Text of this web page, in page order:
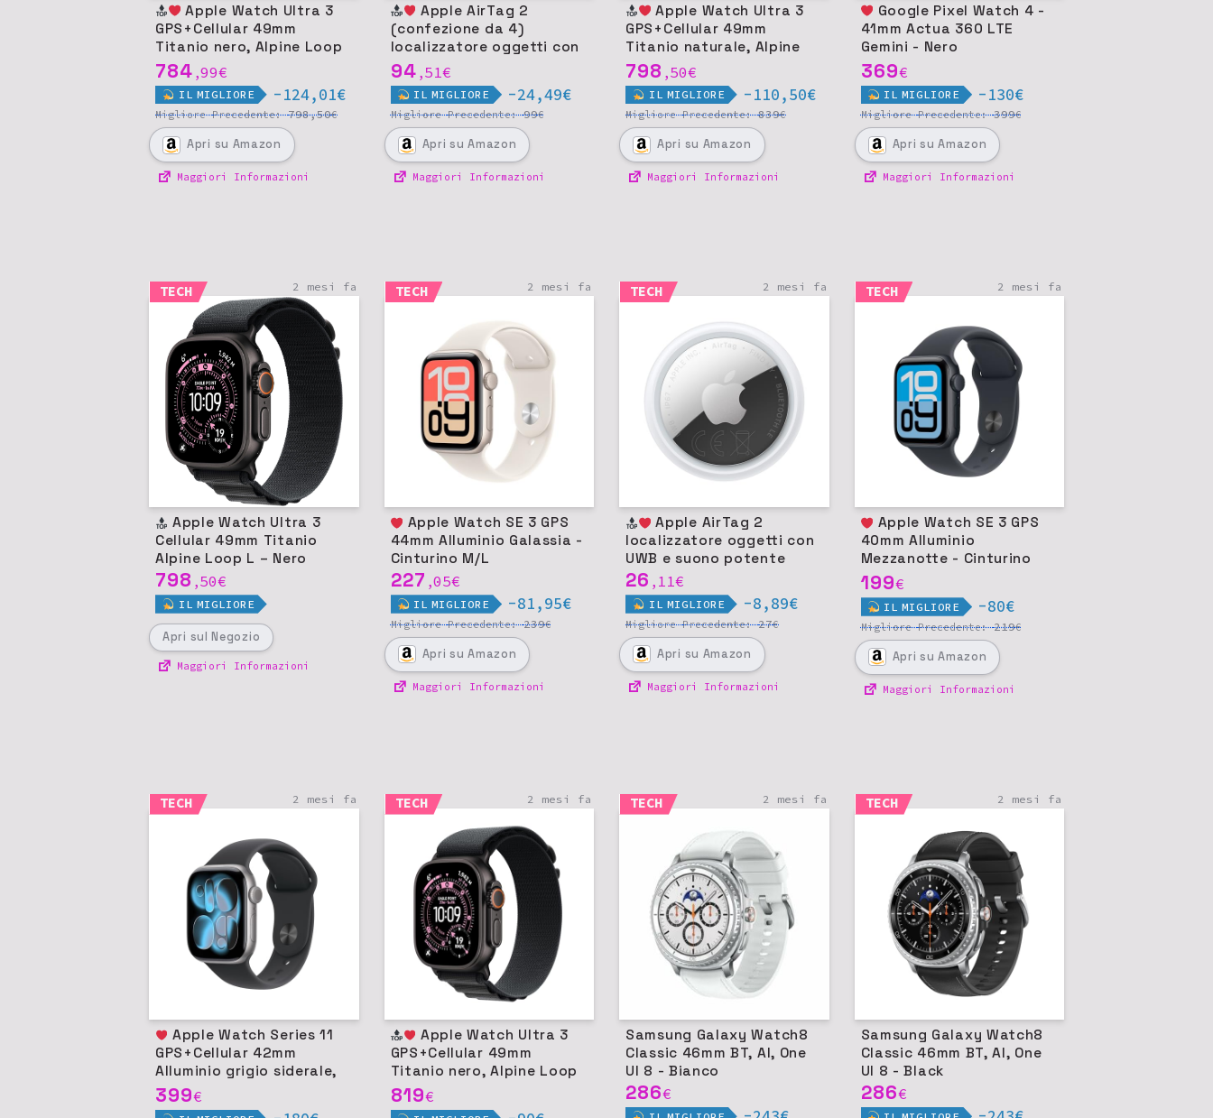
Apple Watch Ultra 3
GPS+Cellular 49mm
Titanio nero, Alpine Loop
nero M
784 ,99€
IL MIGLIORE -124,01€
MigliorePrecedente:798,50€
Apri su Amazon
Maggiori Informazioni
(confezione da 4)
localizzatore oggetti con
UWB e suono potente
94 ,51€
IL MIGLIORE -24,49€
MigliorePrecedente:99€
Apri su Amazon
Maggiori Informazioni
Apple Watch Ultra 3
GPS+Cellular 49mm
Titanio naturale, Alpine
Loop blu chiaro S
798 ,50€
IL MIGLIORE -110,50€
MigliorePrecedente:839€
Apri su Amazon
Maggiori Informazioni
41mm Actua 360 LTE
Gemini - Nero
opaco/ossidiana
369€
IL MIGLIORE -130€
MigliorePrecedente:399€
Apri su Amazon
Maggiori Informazioni
TECH 2 mesi fa
Apple Watch Ultra 3
Cellular 49mm Titanio
Alpine Loop L – Nero
798 ,50€
IL MIGLIORE
Apri sul Negozio
Maggiori Informazioni
TECH 2 mesi fa
44mm Alluminio Galassia -
Cinturino M/L
227 ,05€
IL MIGLIORE -81,95€
MigliorePrecedente:239€
Apri su Amazon
Maggiori Informazioni
TECH 2 mesi fa
Apple AirTag 2
localizzatore oggetti con
UWB e suono potente
26 , 11€
IL MIGLIORE -8,89€
MigliorePrecedente:27€
Apri su Amazon
Maggiori Informazioni
TECH 2 mesi fa
40mm Alluminio
Mezzanotte - Cinturino
S/M
199€
IL MIGLIORE -80€
MigliorePrecedente:219€
Apri su Amazon
Maggiori Informazioni
TECH 2 mesi fa
Apple Watch Series 11
GPS+Cellular 42mm
Alluminio grigio siderale,
Cinturino Sport M/L
399€
TECH 2 mesi fa
GPS+Cellular 49mm
Titanio nero, Alpine Loop
nero M
819€
TECH 2 mesi fa
Samsung Galaxy Watch8
Classic 46mm BT, AI, One
UI 8 - Bianco
286€
TECH 2 mesi fa
Samsung Galaxy Watch8
Classic 46mm BT, AI, One
UI 8 - Black
286€